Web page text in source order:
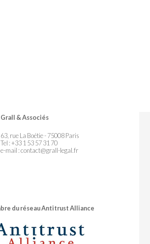
Grall & Associés
63, rue La Boétie - 75008 Paris
Tel : +33 1 53 57 31 70
e-mail :contact@grall-legal.fr
du réseau Antitrust Alliance